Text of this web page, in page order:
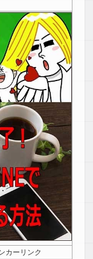
カーリンク